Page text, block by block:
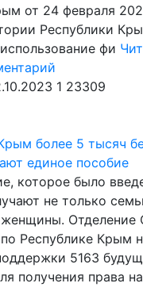
от 24 февраля
Республики
фи
1 23309
более 5 тысяч
единое пособие
которое было
не только
Отделение
Республике Крым
5163
получения права